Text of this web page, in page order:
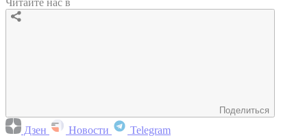
Поделиться
Дзен Новости Telegram